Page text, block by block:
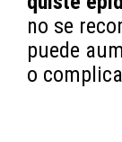
no se
puede
o